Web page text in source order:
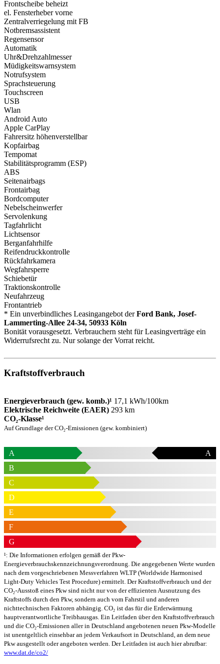
Frontscheibe beheizt
el. Fensterheber vorne
Zentralverriegelung mit FB
Notbremsassistent
Regensensor
Automatik
Uhr&Drehzahlmesser
Müdigkeitswarnsystem
Notrufsystem
Sprachsteuerung
Touchscreen
USB
Wlan
Android Auto
Apple CarPlay
Fahrersitz höhenverstellbar
Kopfairbag
Tempomat
Stabilitätsprogramm (ESP)
ABS
Seitenairbags
Frontairbag
Bordcomputer
Nebelscheinwerfer
Servolenkung
Tagfahrlicht
Lichtsensor
Berganfahrhilfe
Reifendruckkontrolle
Rückfahrkamera
Wegfahrsperre
Schiebetür
Traktionskontrolle
Neufahrzeug
Frontantrieb
* Ein unverbindliches Leasingangebot derFord Bank, Josef-
Lammerting-Allee 24-34, 50933 Köln
Bonität vorausgesetzt. Verbrauchern steht für Leasingverträge ein
Widerrufsrecht zu. Nur solange der Vorrat reicht.
Kraftstoffverbrauch
Energieverbrauch (gew. komb.)¹ 17,1 kWh/100km
Elektrische Reichweite (EAER) 293 km
CO₂-Klasse¹
Auf Grundlage der CO₂-Emissionen (gew. kombiniert)
A
A
B
C
D
E
F
G
¹: Die Informationen erfolgen gemäß der Pkw-
Energieverbrauchskennzeichnungsverordnung. Die angegebenen Werte wurden
nach dem vorgeschriebenen Messverfahren WLTP (Worldwide Harmonised
Light-Duty Vehicles Test Procedure) ermittelt. Der Kraftstoffverbrauch und der
CO₂-Ausstoß eines Pkw sind nicht nur von der effizienten Ausnutzung des
Kraftstoffs durch den Pkw, sondern auch vom Fahrstil und anderen
nichttechnischen Faktoren abhängig. CO₂ ist das für die Erderwärmung
hauptverantwortliche Treibhausgas. Ein Leitfaden über den Kraftstoffverbrauch
und die CO₂-Emissionen aller in Deutschland angebotenen neuen Pkw-Modelle
ist unentgeltlich einsehbar an jedem Verkaufsort in Deutschland, an dem neue
Pkw ausgestellt oder angeboten werden. Der Leitfaden ist auch hier abrufbar:
www.dat.de/co2/